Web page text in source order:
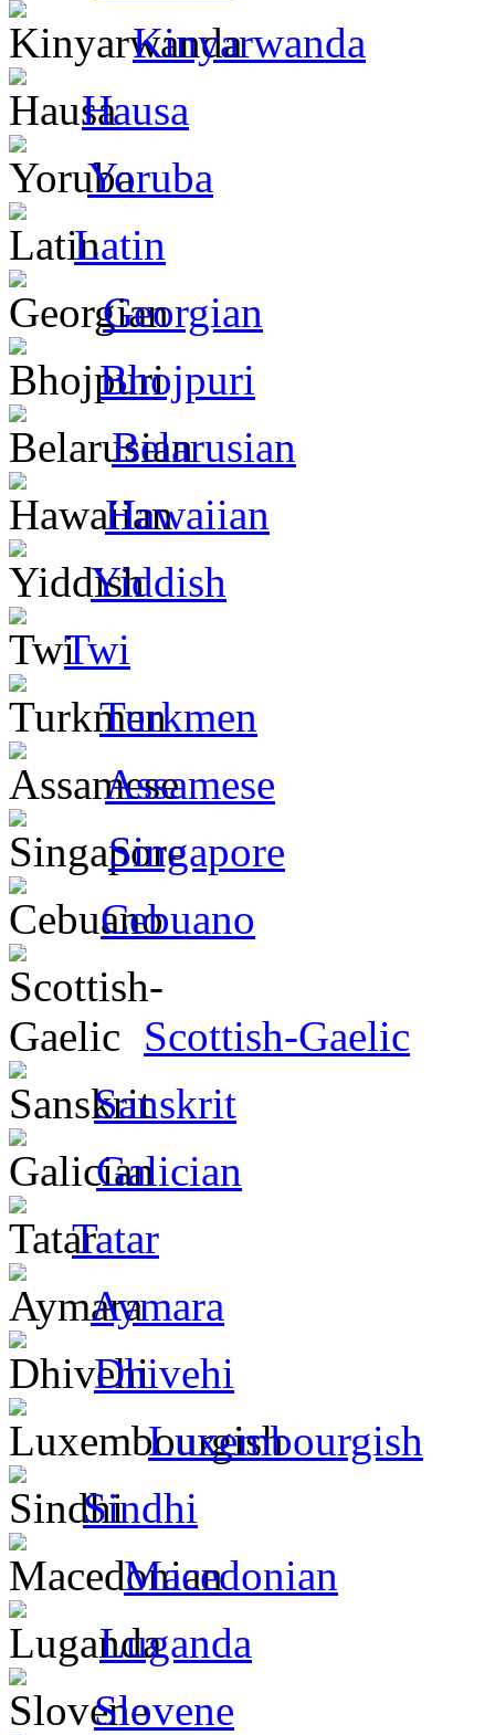
Kinyarwanda
Hausa
Yoruba
Latin
Georgian
Bhojpuri
Belarusian
Hawaiian
Yiddish
Twi
Turkmen
Assamese
Singapore
Cebuano
Scottish-Gaelic
Sanskrit
Galician
Tatar
Aymara
Dhivehi
Luxembourgish
Sindhi
Macedonian
Luganda
Slovene